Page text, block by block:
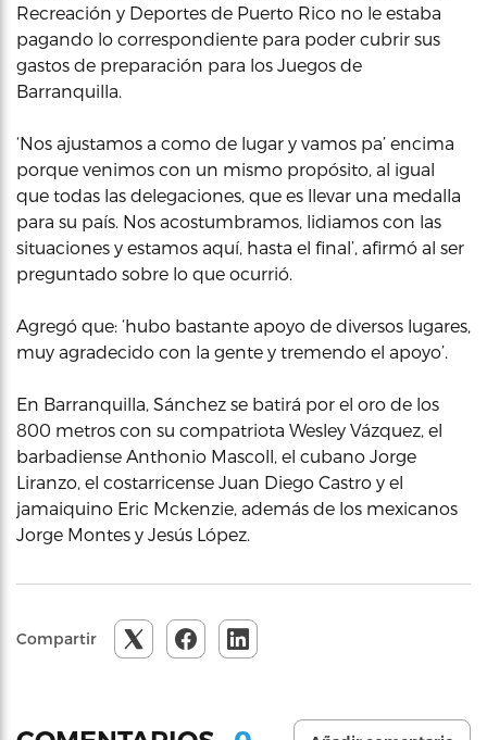
Recreación y Deportes de Puerto Rico no le estaba
pagando lo correspondiente para poder cubrir sus
gastos de preparación para los Juegos de
Barranquilla.
‘Nos ajustamos a como de lugar y vamos pa’ encima
porque venimos con un mismo propósito, al igual
que todas las delegaciones, que es llevar una medalla
para su país. Nos acostumbramos, lidiamos con las
situaciones y estamos aquí, hasta el final’, afirmó al ser
preguntado sobre lo que ocurrió.
Agregó que: ‘hubo bastante apoyo de diversos lugares,
muy agradecido con la gente y tremendo el apoyo’.
En Barranquilla, Sánchez se batirá por el oro de los
800 metros con su compatriota Wesley Vázquez, el
barbadiense Anthonio Mascoll, el cubano Jorge
Liranzo, el costarricense Juan Diego Castro y el
jamaiquino Eric Mckenzie, además de los mexicanos
Jorge Montes y Jesús López.
Compartir